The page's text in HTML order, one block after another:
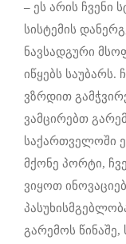
– ეს არის ჩვენი
სისტემის
ნავსადგური
იწყებს საუბარს.
ვზრდით
ვამცირებთ
საქართველოში
მქონე პორტი,
ვიყოთ
გარემოს